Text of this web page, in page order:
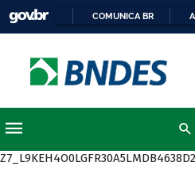
COMUNICA BR
Z7_L9KEH4O0LGFR30A5LMDB4638D2